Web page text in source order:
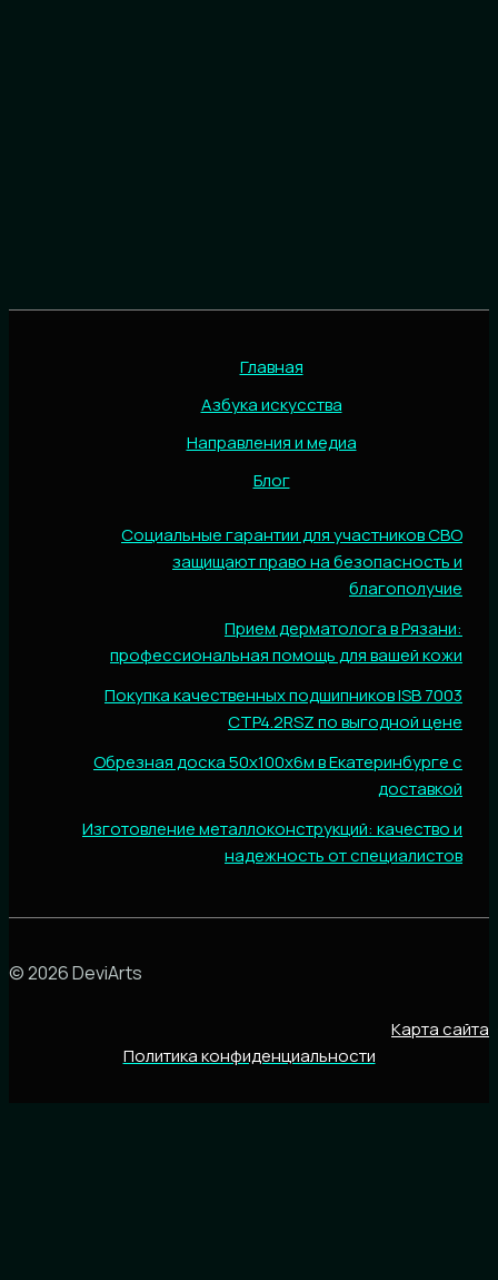
Главная
Азбука искусства
Направления и медиа
Блог
Социальные гарантии для участников СВО
защищают право на безопасность и
благополучие
Прием дерматолога в Рязани:
профессиональная помощь для вашей кожи
Покупка качественных подшипников ISB 7003
CTP4.2RSZ по выгодной цене
Обрезная доска 50х100х6м в Екатеринбурге с
доставкой
Изготовление металлоконструкций: качество и
надежность от специалистов
© 2026 DeviArts
Карта сайта
Политика конфиденциальности